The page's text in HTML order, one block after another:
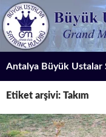
İçeriğe
atla
Antalya Büyük Ustalar
Etiket arşivi: Takım